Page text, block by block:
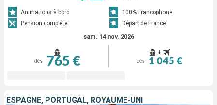
Animations à bord
100% Francophone
Pension complète
Départ de France
sam. 14 nov. 2026
dès 765 €
+
dès 1 045 €
ESPAGNE, PORTUGAL, ROYAUME-UNI